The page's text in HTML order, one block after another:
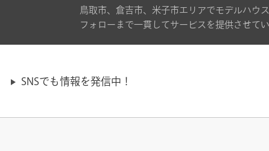
鳥取市、倉吉市、米子市エリアでモデルハウ
フォローまで一貫してサービスを提供させて
SNSでも情報を発信中！